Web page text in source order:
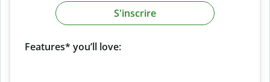
S'inscrire
Features* you’ll love: